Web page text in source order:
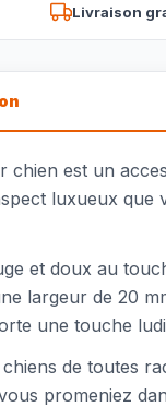
Livraison
chien est un
luxueux que
et doux au
largeur de 20
une touche
de toutes
promeniez